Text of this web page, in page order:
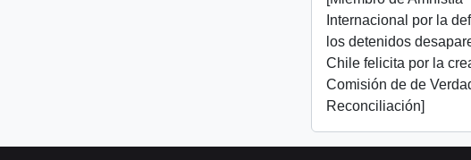
Internacional por la
los detenidos
Chile felicita por la
Comisión de de
Reconciliación]